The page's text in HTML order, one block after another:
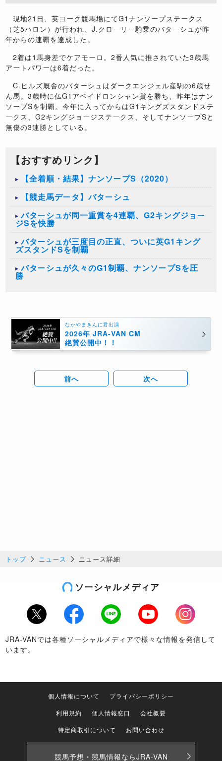
現地21日、英ヨーク競馬場にてG1ナンソープステークス
（芝5ハロン）が行われ、J.クローリー騎乗のバターシュが昨
年からの連覇を達成した。
2着は1馬身差でケアモーロ。2番人気に推されていた3歳馬
アートパワーは6着だった。
C.ヒルズ厩舎のバターシュはダークエンジェル産駒の6歳せ
ん馬。3歳時に仏G1アベイドロンシャン賞を勝ち、昨年はナン
ソープSを制覇。今年に入ってからはG1キングズスタンドステ
ークス、G2キングジョージステークス、そしてナンソープSと
無傷の3連勝としている。
【おすすめリンク】
【全着順・結果】ナンソープS（2020）
【競走馬データ】バターシュ
バターシュが同一重賞を4連覇、G2キングジョー
ジSを快勝
バターシュが三度目の正直、ついに英G1キング
ズスタンドSを制覇
バターシュが久々のG1制覇、ナンソープSを圧
勝
なかやまきんに君出演
2026年 JRA-VAN CM
絶賛公開中！！
前へ 次へ
トップ ニュース ニュース詳細
ソーシャルメディア
Twitter Facebook LINE Youtube
Instagram
JRA-VANでは各種ソーシャルメディアで様々な情報を発信して
います。
個人情報について
プライバシーポリシー
利用規約
個人情報窓口
会社概要
特定商取引について
お問い合わせ
競馬予想・競馬情報ならJRA-VAN